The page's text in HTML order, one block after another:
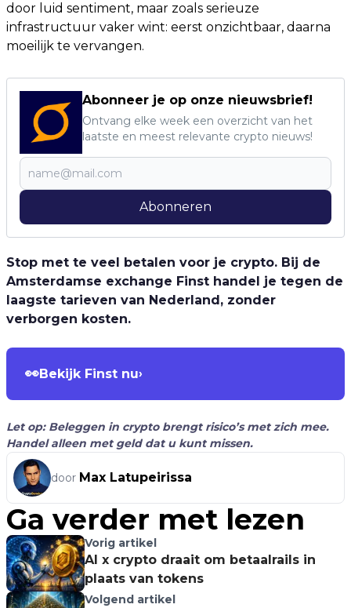
door luid sentiment, maar zoals serieuze
infrastructuur vaker wint: eerst onzichtbaar, daarna
moeilijk te vervangen.
Abonneer je op onze nieuwsbrief!
Ontvang elke week een overzicht van het
laatste en meest relevante crypto nieuws!
Abonneren
Stop met te veel betalen voor je crypto. Bij de
Amsterdamse exchange Finst handel je tegen de
laagste tarieven van Nederland, zonder
verborgen kosten.
👀Bekijk Finst nu›
Let op: Beleggen in crypto brengt risico’s met zich mee.
Handel alleen met geld dat u kunt missen.
door Max Latupeirissa
Ga verder met lezen
Vorig artikel
AI x crypto draait om betaalrails in
plaats van tokens
Volgend artikel